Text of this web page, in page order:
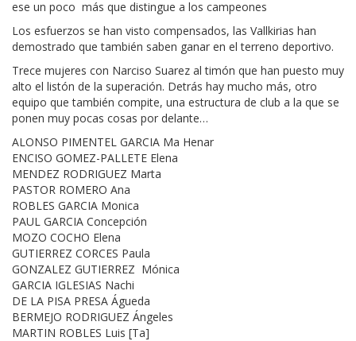
ese un poco más que distingue a los campeones
Los esfuerzos se han visto compensados, las Vallkirias han
demostrado que también saben ganar en el terreno deportivo.
Trece mujeres con Narciso Suarez al timón que han puesto muy
alto el listón de la superación. Detrás hay mucho más, otro
equipo que también compite, una estructura de club a la que se
ponen muy pocas cosas por delante…
ALONSO PIMENTEL GARCIA Ma Henar
ENCISO GOMEZ-PALLETE Elena
MENDEZ RODRIGUEZ Marta
PASTOR ROMERO Ana
ROBLES GARCIA Monica
PAUL GARCIA Concepción
MOZO COCHO Elena
GUTIERREZ CORCES Paula
GONZALEZ GUTIERREZ Mónica
GARCIA IGLESIAS Nachi
DE LA PISA PRESA Águeda
BERMEJO RODRIGUEZ Ángeles
MARTIN ROBLES Luis [Ta]